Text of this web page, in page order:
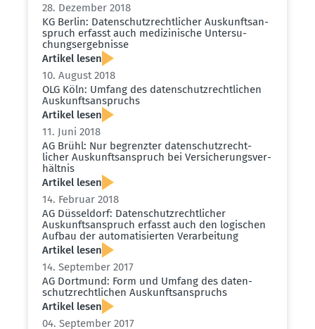
28. Dezember 2018
KG Berlin: Daten­schutz­recht­licher Auskunfts­an­
spruch erfasst auch medizi­nische Unter­su­
chungs­er­geb­nisse
Artikel lesen
10. August 2018
OLG Köln: Umfang des daten­schutz­recht­lichen
Auskunfts­an­spruchs
Artikel lesen
11. Juni 2018
AG Brühl: Nur begrenzter daten­schutz­recht­
licher Auskunfts­an­spruch bei Versi­che­rungs­ver­
hältnis
Artikel lesen
14. Februar 2018
AG Düsseldorf: Daten­schutz­recht­licher
Auskunfts­an­spruch erfasst auch den logischen
Aufbau der automa­ti­sierten Verar­beitung
Artikel lesen
14. September 2017
AG Dortmund: Form und Umfang des daten­
schutz­recht­lichen Auskunfts­an­spruchs
Artikel lesen
04. September 2017